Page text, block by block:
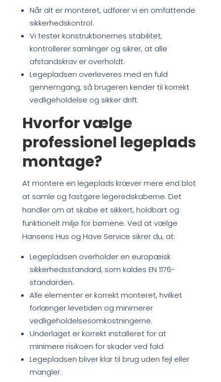
Når alt er monteret, udfører vi en omfattende
sikkerhedskontrol.
Vi tester konstruktionernes stabilitet,
kontrollerer samlinger og sikrer, at alle
afstandskrav er overholdt.
Legepladsen overleveres med en fuld
gennemgang, så brugeren kender til korrekt
vedligeholdelse og sikker drift.
Hvorfor vælge
professionel legeplads
montage?
At montere en legeplads kræver mere end blot
at samle og fastgøre legeredskaberne. Det
handler om at skabe et sikkert, holdbart og
funktionelt miljø for børnene. Ved at vælge
Hansens Hus og Have Service sikrer du, at:
Legepladsen overholder en europæisk
sikkerhedsstandard, som kaldes EN 1176-
standarden.
Alle elementer er korrekt monteret, hvilket
forlænger levetiden og minimerer
vedligeholdelsesomkostningerne.
Underlaget er korrekt installeret for at
minimere risikoen for skader ved fald.
Legepladsen bliver klar til brug uden fejl eller
mangler.